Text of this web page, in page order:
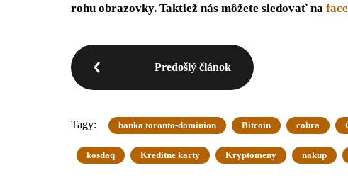
rohu obrazovky. Taktiež nás môžete sledovať na
Predošlý článok
Tagy: banka toronto-dominion Bitcoin cobra
kosdaq Kreditne karty Kryptomeny nakup